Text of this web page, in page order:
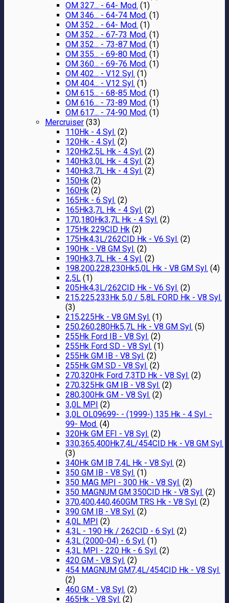
OM 327... - 64- Mod. (1)
OM 346... - 64-74 Mod. (1)
OM 352... - 64- Mod. (1)
OM 352... - 67-73 Mod. (1)
OM 352... - 73-87 Mod. (1)
OM 355... - 69-80 Mod. (1)
OM 360... - 69-76 Mod. (1)
OM 402... - V12 Syl. (1)
OM 404... - V12 Syl. (1)
OM 615... - 68-85 Mod. (1)
OM 616... - 73-89 Mod. (1)
OM 617... - 74-90 Mod. (1)
Mercruiser (33)
110Hk - 4 Syl. (2)
120Hk - 4 Syl. (2)
120Hk2,5L Hk - 4 Syl. (2)
140Hk3,0L Hk - 4 Syl. (2)
140Hk3,7L Hk - 4 Syl. (2)
150Hk (2)
160Hk (2)
165Hk - 6 Syl. (2)
165Hk3,7L Hk - 4 Syl. (2)
170,180Hk3,7L Hk - 4 Syl. (2)
175Hk 229CID Hk (2)
175Hk4,3L/262CID Hk - V6 Syl. (2)
190Hk - V8 GM Syl. (2)
190Hk3,7L Hk - 4 Syl. (2)
198,200,228,230Hk5,0L Hk - V8 GM Syl. (4)
2,5L (1)
205Hk4,3L/262CID Hk - V6 Syl. (2)
215,225,233Hk 5,0 / 5,8L FORD Hk - V8 Syl.
(3)
215,225Hk - V8 GM Syl. (1)
250,260,280Hk5,7L Hk - V8 GM Syl. (5)
255Hk Ford IB - V8 Syl. (2)
255Hk Ford SD - V8 Syl. (1)
255Hk GM IB - V8 Syl. (2)
255Hk GM SD - V8 Syl. (2)
270,320Hk Ford 7,3TD Hk - V8 Syl. (2)
270,325Hk GM IB - V8 Syl. (2)
280,300Hk GM - V8 Syl. (2)
3,0L MPI (2)
3,0L OL09699- - (1999-) 135 Hk - 4 Syl. -
99- Mod. (4)
320Hk GM EFI - V8 Syl. (2)
330,365,400Hk7,4L/454CID Hk - V8 GM Syl.
(3)
340Hk GM IB 7,4L Hk - V8 Syl. (2)
350 GM IB - V8 Syl. (1)
350 MAG MPI - 300 Hk - V8 Syl. (2)
350 MAGNUM GM 350CID Hk - V8 Syl. (2)
370,400,440,460GM TRS Hk - V8 Syl. (2)
390 GM IB - V8 Syl. (2)
4,0L MPI (2)
4,3L - 190 Hk / 262CID - 6 Syl. (2)
4,3L (2000-04) - 6 Syl. (1)
4,3L MPI - 220 Hk - 6 Syl. (2)
420 GM - V8 Syl. (2)
454 MAGNUM GM7,4L/454CID Hk - V8 Syl.
(2)
460 GM - V8 Syl. (2)
465Hk - V8 Syl. (2)